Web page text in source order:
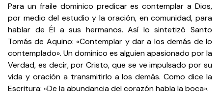
Para un fraile dominico predicar es contemplar a Dios,
por medio del estudio y la oración, en comunidad, para
hablar de Él a sus hermanos. Así lo sintetizó Santo
Tomás de Aquino: «Contemplar y dar a los demás de lo
contemplado». Un dominico es alguien apasionado por la
Verdad, es decir, por Cristo, que se ve impulsado por su
vida y oración a transmitirlo a los demás. Como dice la
Escritura: «De la abundancia del corazón habla la boca».